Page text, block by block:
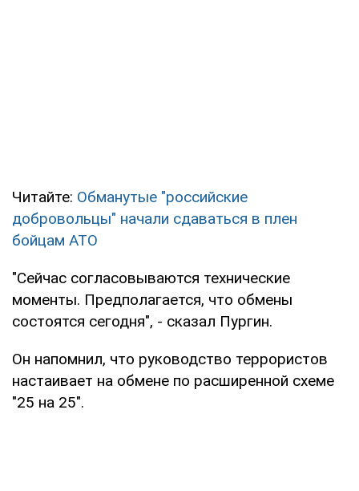
Читайте: Обманутые "российские
добровольцы" начали сдаваться в плен
бойцам АТО
"Сейчас согласовываются технические
моменты. Предполагается, что обмены
состоятся сегодня", - сказал Пургин.
Он напомнил, что руководство террористов
настаивает на обмене по расширенной схеме
"25 на 25".